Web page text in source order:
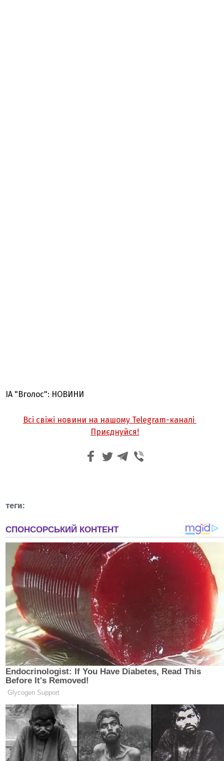
ІА "Вголос": НОВИНИ
Всі свіжі новини на нашому Telegram-каналі
Приєднуйся!